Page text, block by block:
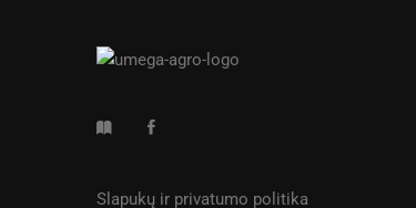
Slapukų ir privatumo politika